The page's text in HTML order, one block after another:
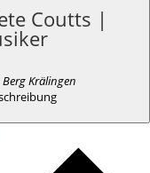
Coutts |
Ahrstraße 21, Berg Krälingen